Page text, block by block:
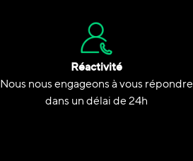
Réactivité
Nous nous engageons à vous répondre
dans un délai de 24h